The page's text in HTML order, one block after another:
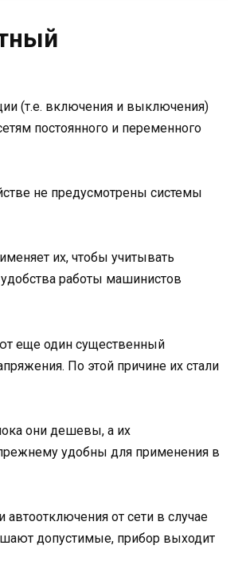
(т.е. включения и выключения)
постоянного и переменного
не предусмотрены системы
их, чтобы учитывать
работы машинистов
еще один существенный
По этой причине их стали
они дешевы, а их
удобны для применения в
от сети в случае
допустимые, прибор выходит